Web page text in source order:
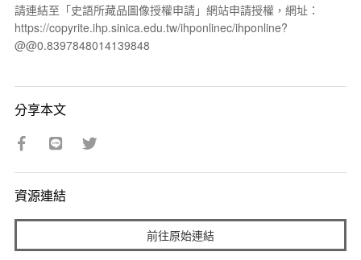
請連結至「史語所藏品圖像授權申請」網站申請授權，網址：
https://copyrite.ihp.sinica.edu.tw/ihponlinec/ihponline?
@@0.8397848014139848
分享本文
資源連結
前往原始連結